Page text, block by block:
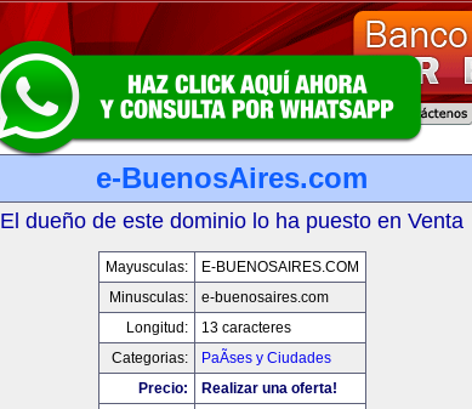
e-BuenosAires.com
El dueño de este dominio lo ha puesto en Venta
Mayusculas:
E-BUENOSAIRES.COM
Minusculas:
e-buenosaires.com
Longitud:
13 caracteres
Categorias:
PaÃ­ses y Ciudades
Precio:
Realizar una oferta!